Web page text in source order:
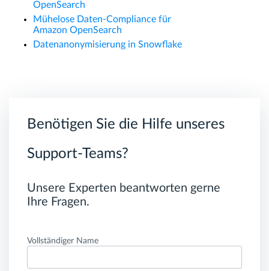
OpenSearch
Mühelose Daten-Compliance für
Amazon OpenSearch
Datenanonymisierung in Snowflake
Benötigen Sie die Hilfe unseres
Support-Teams?
Unsere Experten beantworten gerne
Ihre Fragen.
Vollständiger Name